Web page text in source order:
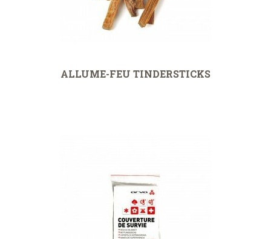
ALLUME-FEU TINDERSTICKS